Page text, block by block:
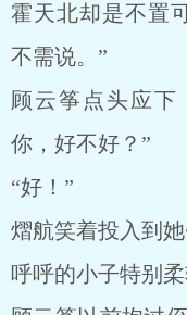
霍天北却是不置
不需说。”
顾云筝点头应下
你，好不好？”
“好！”
熠航笑着投入到她
呼呼的小子特别